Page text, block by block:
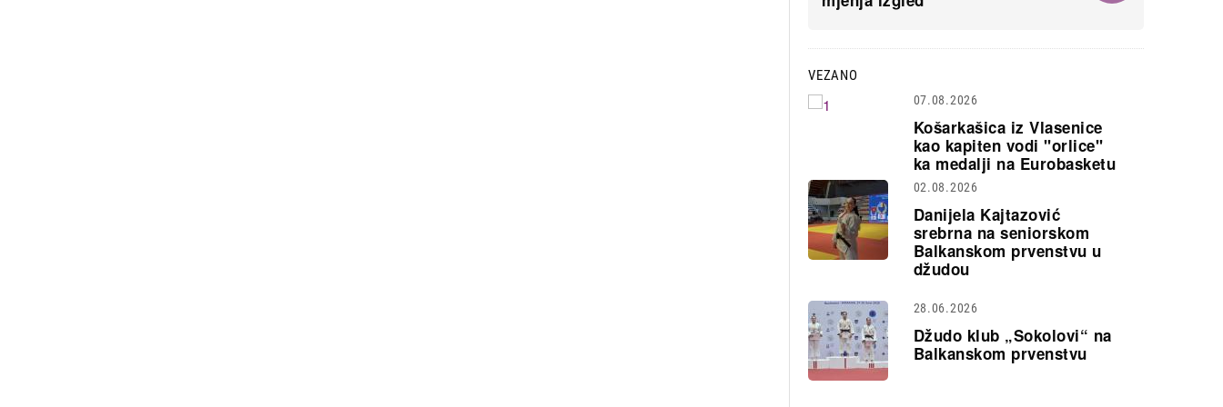
VEZANO
07.08.2026
Košarkašica iz Vlasenice
kao kapiten vodi "orlice"
ka medalji na Eurobasketu
02.08.2026
Danijela Kajtazović
srebrna na seniorskom
Balkanskom prvenstvu u
džudou
28.06.2026
Džudo klub „Sokolovi“ na
Balkanskom prvenstvu